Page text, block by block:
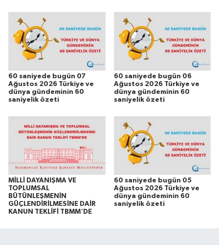
60 saniyede bugün 07
Ağustos 2026 Türkiye ve
dünya gündeminin 60
saniyelik özeti
60 saniyede bugün 06
Ağustos 2026 Türkiye ve
dünya gündeminin 60
saniyelik özeti
MİLLİ DAYANIŞMA VE
TOPLUMSAL
BÜTÜNLEŞMENİN
GÜÇLENDİRİLMESİNE DAİR
KANUN TEKLİFİ TBMM'DE
60 saniyede bugün 05
Ağustos 2026 Türkiye ve
dünya gündeminin 60
saniyelik özeti